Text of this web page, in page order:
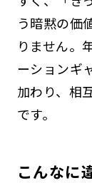
う暗黙の価
りません。
ーションギ
加わり、相
です。
こんなに